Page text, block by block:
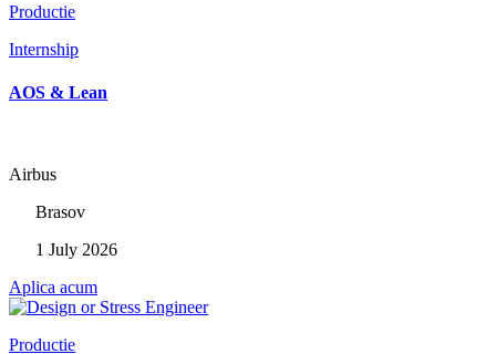
Productie
Internship
AOS & Lean
Airbus
Brasov
1 July 2026
Aplica acum
Productie